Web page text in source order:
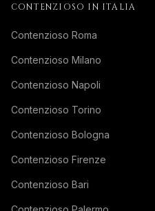
CONTENZIOSO IN ITALIA
Contenzioso Roma
Contenzioso Milano
Contenzioso Napoli
Contenzioso Torino
Contenzioso Bologna
Contenzioso Firenze
Contenzioso Bari